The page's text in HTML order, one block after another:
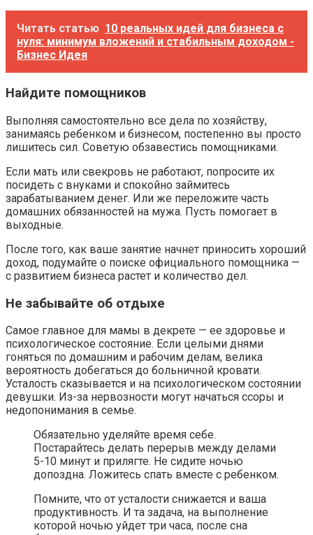
Читать статью 10 реальных идей для бизнеса с
нуля: минимум вложений и стабильным доходом -
Бизнес Идея
Найдите помощников
Выполняя самостоятельно все дела по хозяйству,
занимаясь ребенком и бизнесом, постепенно вы просто
лишитесь сил. Советую обзавестись помощниками.
Если мать или свекровь не работают, попросите их
посидеть с внуками и спокойно займитесь
зарабатыванием денег. Или же переложите часть
домашних обязанностей на мужа. Пусть помогает в
выходные.
После того, как ваше занятие начнет приносить хороший
доход, подумайте о поиске официального помощника —
с развитием бизнеса растет и количество дел.
Не забывайте об отдыхе
Самое главное для мамы в декрете — ее здоровье и
психологическое состояние. Если целыми днями
гоняться по домашним и рабочим делам, велика
вероятность добегаться до больничной кровати.
Усталость сказывается и на психологическом состоянии
девушки. Из-за нервозности могут начаться ссоры и
недопонимания в семье.
Обязательно уделяйте время себе.
Постарайтесь делать перерыв между делами
5-10 минут и прилягте. Не сидите ночью
допоздна. Ложитесь спать вместе с ребенком.
Помните, что от усталости снижается и ваша
продуктивность. И та задача, на выполнение
которой ночью уйдет три часа, после сна